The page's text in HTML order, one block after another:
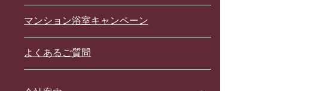
マンション浴室キャンペーン
よくあるご質問